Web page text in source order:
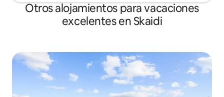
Otros alojamientos para vacaciones
excelentes en Skaidi